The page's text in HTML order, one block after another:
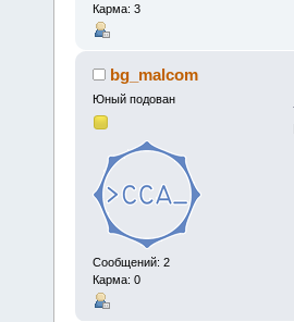
Карма: 3
bg_malcom
Юный подован
Сообщений: 2
Карма: 0